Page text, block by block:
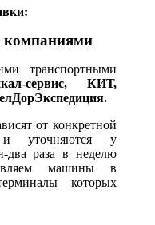
компаниями
транспортными
сервис, КИТ,
от конкретной
и уточняются у
два раза в неделю
машины в
которых